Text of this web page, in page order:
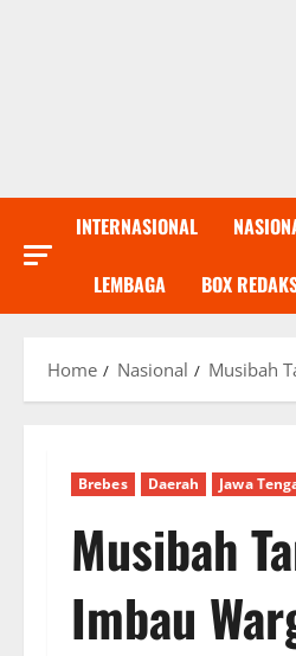
INTERNASIONAL
LEMBAGA BOX
Home Nasional Musibah
Brebes Daerah Jawa
Musibah
Imbau